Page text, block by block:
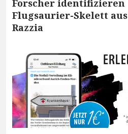
Forscher identifizieren
Flugsaurier-Skelett aus
Razzia